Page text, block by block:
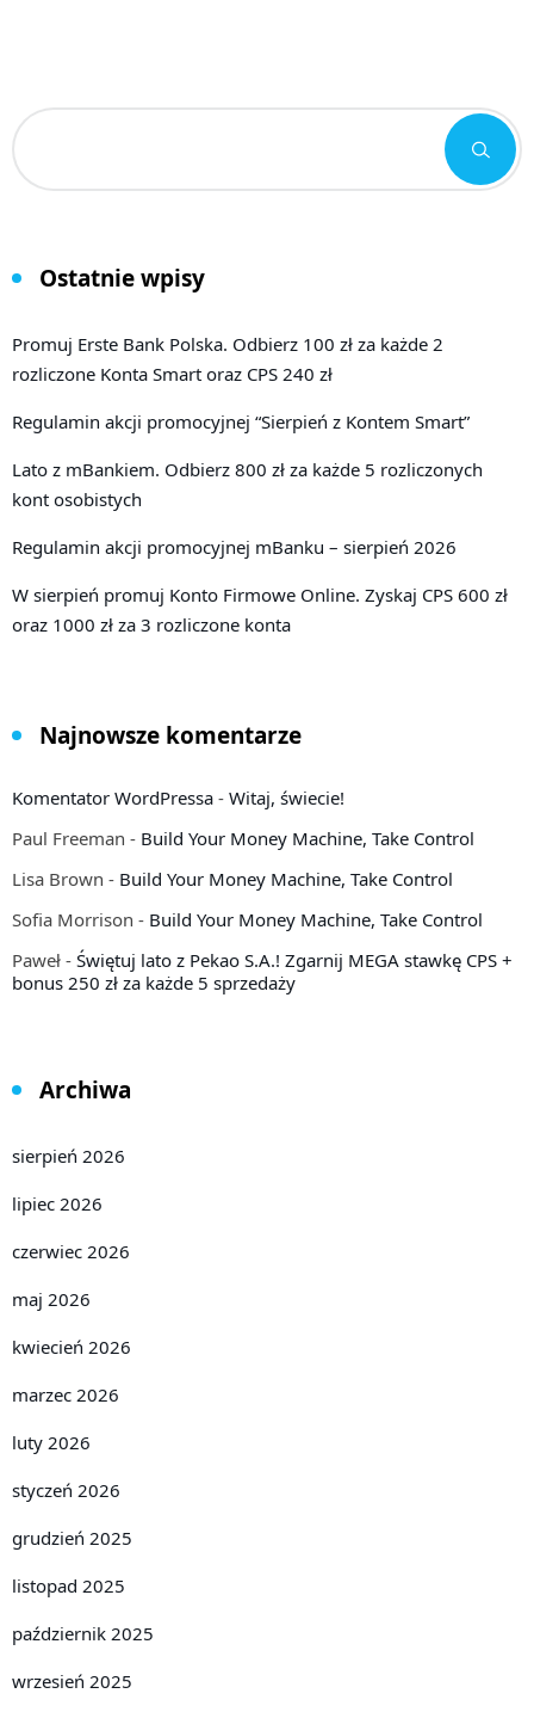
Ostatnie wpisy
Promuj Erste Bank Polska. Odbierz 100 zł za każde 2
rozliczone Konta Smart oraz CPS 240 zł
Regulamin akcji promocyjnej “Sierpień z Kontem Smart”
Lato z mBankiem. Odbierz 800 zł za każde 5 rozliczonych
kont osobistych
Regulamin akcji promocyjnej mBanku – sierpień 2026
W sierpień promuj Konto Firmowe Online. Zyskaj CPS 600 zł
oraz 1000 zł za 3 rozliczone konta
Najnowsze komentarze
Komentator WordPressa - Witaj, świecie!
Paul Freeman - Build Your Money Machine, Take Control
Lisa Brown - Build Your Money Machine, Take Control
Sofia Morrison - Build Your Money Machine, Take Control
Paweł - Świętuj lato z Pekao S.A.! Zgarnij MEGA stawkę CPS +
bonus 250 zł za każde 5 sprzedaży
Archiwa
sierpień 2026
lipiec 2026
czerwiec 2026
maj 2026
kwiecień 2026
marzec 2026
luty 2026
styczeń 2026
grudzień 2025
listopad 2025
październik 2025
wrzesień 2025